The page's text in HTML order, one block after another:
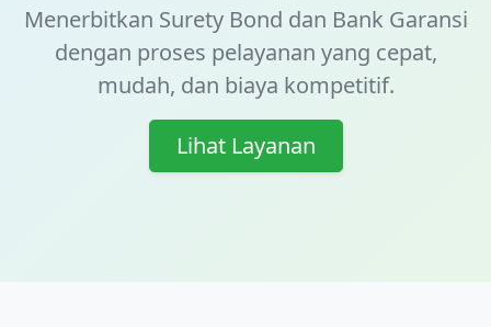
Menerbitkan Surety Bond dan Bank Garansi
dengan proses pelayanan yang cepat,
mudah, dan biaya kompetitif.
Lihat Layanan